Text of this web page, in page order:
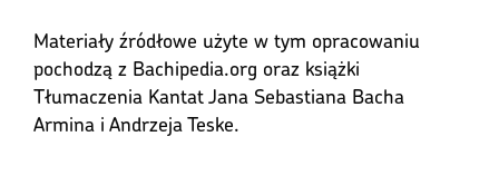
Materiały źródłowe użyte w tym opracowaniu
pochodzą z Bachipedia.org oraz książki
Tłumaczenia Kantat Jana Sebastiana Bacha
Armina i Andrzeja Teske.